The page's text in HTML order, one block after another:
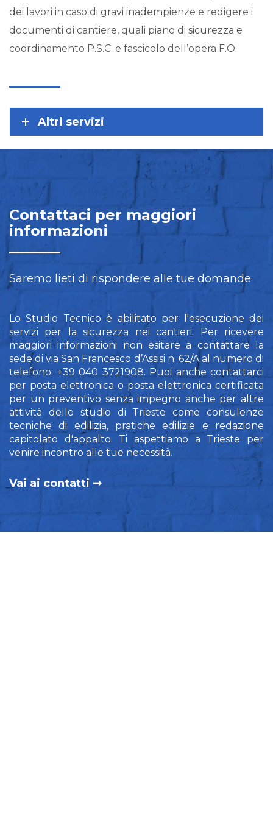
dei lavori in caso di gravi inadempienze e redigere i
documenti di cantiere, quali piano di sicurezza e
coordinamento P.S.C. e fascicolo dell’opera F.O.
Altri servizi
Contattaci per maggiori
informazioni
Saremo lieti di rispondere alle tue domande
Lo Studio Tecnico è abilitato per l'esecuzione dei
servizi per la sicurezza nei cantieri. Per ricevere
maggiori informazioni non esitare a contattare la
sede di via San Francesco d’Assisi n. 62/A al numero di
telefono: +39 040 3721908. Puoi anche contattarci
per posta elettronica o posta elettronica certificata
per un preventivo senza impegno anche per altre
attività dello studio di Trieste come consulenze
tecniche di edilizia, pratiche edilizie e redazione
capitolato d'appalto. Ti aspettiamo a Trieste per
venire incontro alle tue necessità.
Vai ai contatti ➞